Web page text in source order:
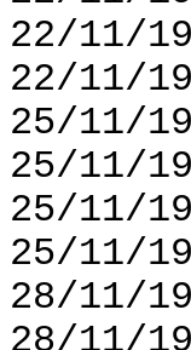
22/11/
22/11/
25/11/
25/11/
25/11/
25/11/
28/11/